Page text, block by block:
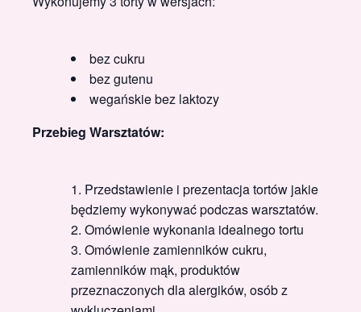
bez cukru
bez gutenu
wegańskie bez laktozy
Przebieg Warsztatów:
Przedstawienie i prezentacja tortów jakie
będziemy wykonywać podczas warsztatów.
Omówienie wykonania idealnego tortu
Omówienie zamienników cukru,
zamienników mąk, produktów
przeznaczonych dla alergików, osób z